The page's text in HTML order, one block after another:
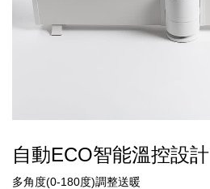
自動ECO智能溫控設計
多角度(0-180度)調整送暖